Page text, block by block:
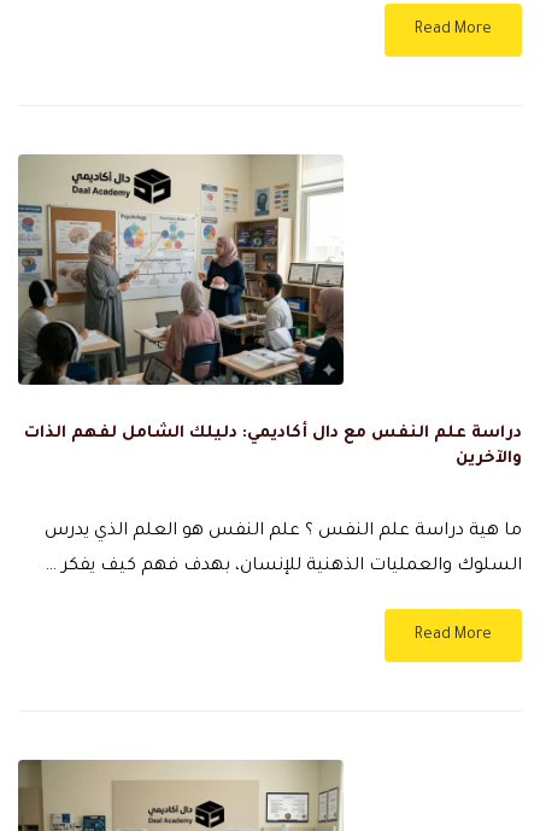
Read More
دراسة علم النفس مع دال أكاديمي: دليلك الشامل لفهم الذات
والآخرين
ما هية دراسة علم النفس ؟ علم النفس هو العلم الذي يدرس
السلوك والعمليات الذهنية للإنسان، بهدف فهم كيف يفكر …
Read More